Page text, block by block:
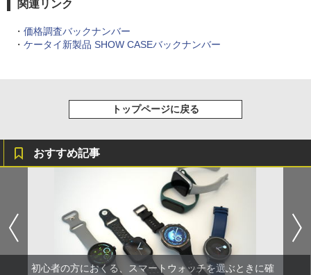
関連リンク
・ 価格調査バックナンバー
・ ケータイ新製品 SHOW CASEバックナンバー
トップページに戻る
おすすめ記事
初心者の方におくる、スマートウォッチを選ぶときに確